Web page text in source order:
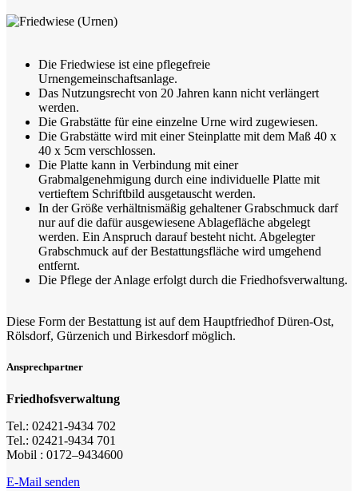
Die Friedwiese ist eine pflegefreie
Urnengemeinschaftsanlage.
Das Nutzungsrecht von 20 Jahren kann nicht verlängert
werden.
Die Grabstätte für eine einzelne Urne wird zugewiesen.
Die Grabstätte wird mit einer Steinplatte mit dem Maß 40 x
40 x 5cm verschlossen.
Die Platte kann in Verbindung mit einer
Grabmalgenehmigung durch eine individuelle Platte mit
vertieftem Schriftbild ausgetauscht werden.
In der Größe verhältnismäßig gehaltener Grabschmuck darf
nur auf die dafür ausgewiesene Ablagefläche abgelegt
werden. Ein Anspruch darauf besteht nicht. Abgelegter
Grabschmuck auf der Bestattungsfläche wird umgehend
entfernt.
Die Pflege der Anlage erfolgt durch die Friedhofsverwaltung.
Diese Form der Bestattung ist auf dem Hauptfriedhof Düren-Ost,
Rölsdorf, Gürzenich und Birkesdorf möglich.
Ansprechpartner
Friedhofsverwaltung
Tel.: 02421-9434 702
Tel.: 02421-9434 701
Mobil : 0172–9434600
E-Mail senden